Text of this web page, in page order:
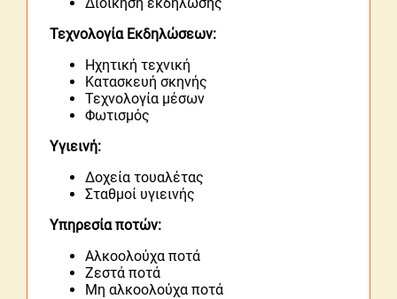
Τεχνολογία Εκδηλώσεων:
Ηχητική τεχνική
Κατασκευή σκηνής
Τεχνολογία μέσων
Φωτισμός
Υγιεινή:
Δοχεία τουαλέτας
Σταθμοί υγιεινής
Υπηρεσία ποτών:
Αλκοολούχα ποτά
Ζεστά ποτά
Μη αλκοολούχα ποτά